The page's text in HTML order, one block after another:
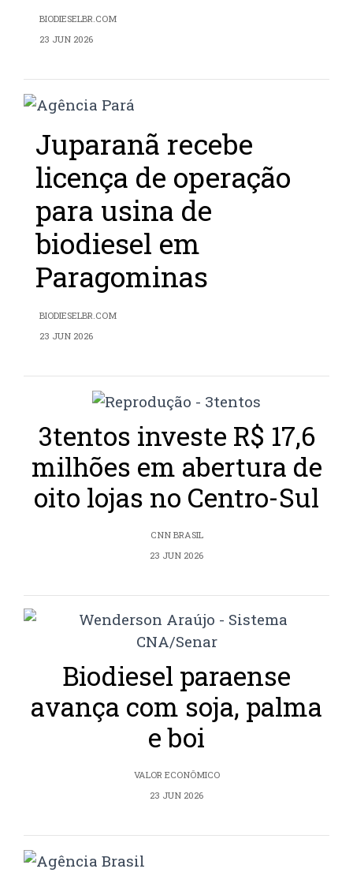
BIODIESELBR.COM
23 JUN 2026
Juparanã recebe
licença de operação
para usina de
biodiesel em
Paragominas
BIODIESELBR.COM
23 JUN 2026
3tentos investe R$ 17,6
milhões em abertura de
oito lojas no Centro-Sul
CNN BRASIL
23 JUN 2026
Biodiesel paraense
avança com soja, palma
e boi
VALOR ECONÔMICO
23 JUN 2026